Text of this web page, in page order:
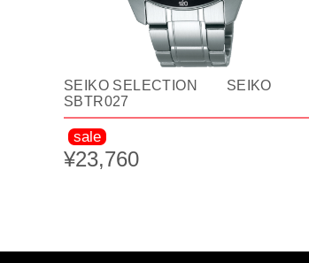
SEIKO SELECTION SEIKO
SBTR027
sale
¥23,760